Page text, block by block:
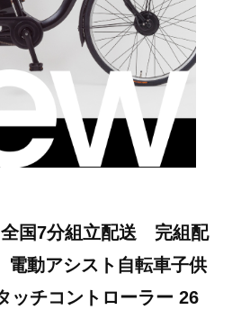
全国7分組立配送 完組配
電動アシスト自転車子供
ッチコントローラー 26